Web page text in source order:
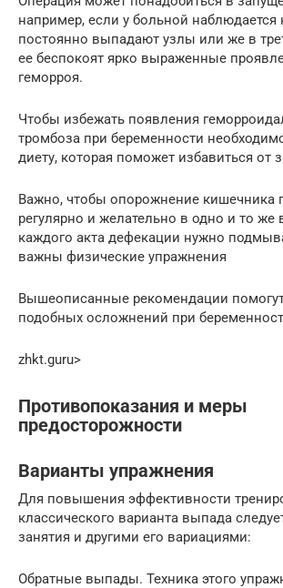
например, если у больной наблюдается
постоянно выпадают узлы или же в
ее беспокоят ярко выраженные
геморроя.
Чтобы избежать появления
тромбоза при беременности
диету, которая поможет избавиться от
Важно, чтобы опорожнение кишечника
регулярно и желательно в одно и то же
каждого акта дефекации нужно
важны физические упражнения
Вышеописанные рекомендации
подобных осложнений при
zhkt.guru⁪>
Противопоказания и меры
предосторожности
Варианты упражнения
Для повышения эффективности
классического варианта выпада
занятия и другими его вариациями:
Обратные выпады. Техника этого